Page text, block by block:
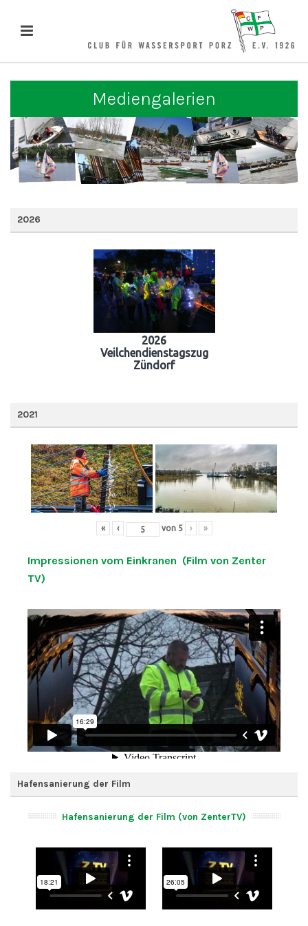
Mediengalerien
2026
2026
Veilchendienstagszug
Zündorf
2021
« ‹ von 5 › »
Impressionen vom Einkranen (Film von Zenter
TV)
Hafensanierung der Film
Hafensanierung der Film (von ZenterTV)